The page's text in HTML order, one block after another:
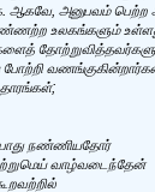
அனுபவம் பெற்ற
உலகங்களும்
வணங்குகின்றார்கள்
நண்ணியதோர்
வாழ்வடைந்தேன்